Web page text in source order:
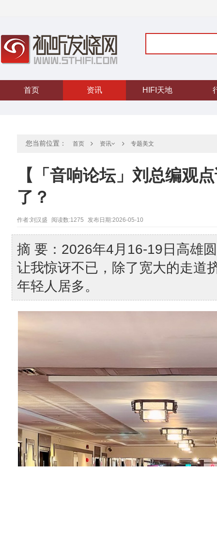
首页 资讯 HIFI天地
您当前位置： 首页 资讯 专题美文
【「音响论坛」刘总编观
了？
作者:刘汉盛 阅读数:1275 发布日期:2026-05-10
摘 要：2026年4月16-19日高雄
让我惊讶不已，除了宽大的走道
年轻人居多。